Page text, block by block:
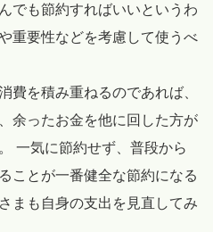
でも節約すればいいというわ
重要性などを考慮して使うべ
費を積み重ねるのであれば、
余ったお金を他に回した方が
一気に節約せず、普段から
ことが一番健全な節約になる
まも自身の支出を見直してみ